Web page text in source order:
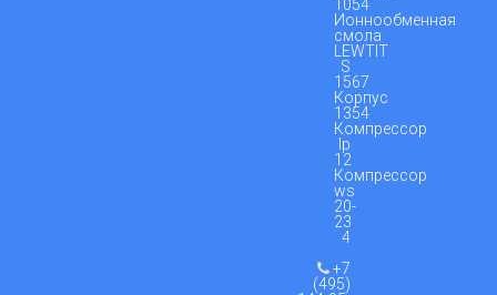
1054
Ионнообменная
смола
LEWTIT
S
1567
Корпус
1354
Компрессор
lp
12
Компрессор
ws
20-
23
4
+7
(495)